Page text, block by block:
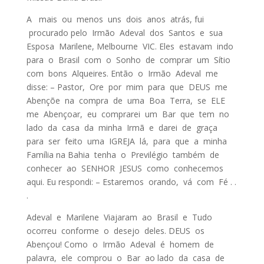
A mais ou menos uns dois anos atrás, fui
procurado pelo Irmão Adeval dos Santos e sua
Esposa Marilene, Melbourne VIC. Eles estavam indo
para o Brasil com o Sonho de comprar um Sítio
com bons Alqueires. Então o Irmão Adeval me
disse: – Pastor, Ore por mim para que DEUS me
Abençõe na compra de uma Boa Terra, se ELE
me Abençoar, eu comprarei um Bar que tem no
lado da casa da minha Irmã e darei de graça
para ser feito uma IGREJA lá, para que a minha
Família na Bahia tenha o Previlégio também de
conhecer ao SENHOR JESUS como conhecemos
aqui. Eu respondi: – Estaremos orando, vá com Fé . .
.
Adeval e Marilene Viajaram ao Brasil e Tudo
ocorreu conforme o desejo deles. DEUS os
Abençou! Como o Irmão Adeval é homem de
palavra, ele comprou o Bar ao lado da casa de